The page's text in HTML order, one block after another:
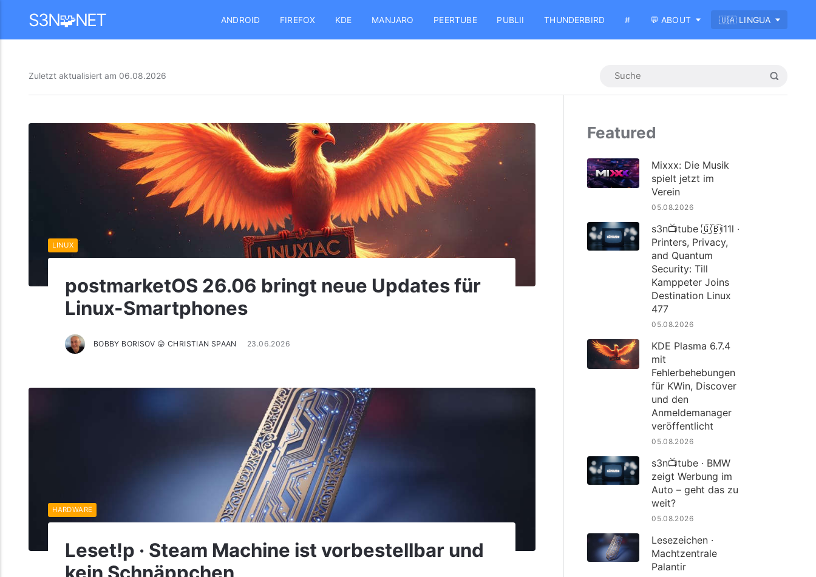
S3N🧩NET ANDROID FIREFOX KDE MANJARO PEERTUBE PUBLII THUNDERBIRD # 💬 ABOUT 🇺🇦 LINGUA
Zuletzt aktualisiert am 06.08.2026
postmarketOS 26.06 bringt neue Updates für
Linux-Smartphones
BOBBY BORISOV 😛 CHRISTIAN SPAAN 23.06.2026
LINUX
Leset!p · Steam Machine ist vorbestellbar und
HARDWARE
Featured
Mixxx: Die Musik
spielt jetzt im
Verein
05.08.2026
s3n📺tube 🇬🇧i11l ·
Printers, Privacy,
and Quantum
Security: Till
Kamppeter Joins
Destination Linux
477
05.08.2026
KDE Plasma 6.7.4
mit
Fehlerbehebungen
für KWin, Discover
und den
Anmeldemanager
veröffentlicht
05.08.2026
s3n📺tube · BMW
zeigt Werbung im
Auto – geht das zu
weit?
05.08.2026
Lesezeichen ·
Machtzentrale
Palantir